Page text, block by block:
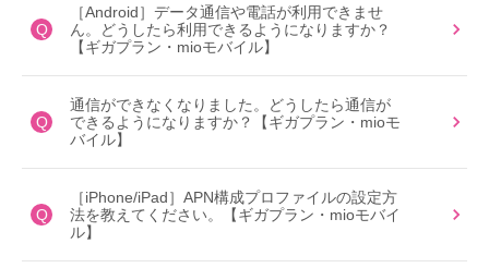
Q
［Android］データ通信や電話が利用できませ
ん。どうしたら利用できるようになりますか？
【ギガプラン・mioモバイル】
Q
通信ができなくなりました。どうしたら通信が
できるようになりますか？【ギガプラン・mioモ
バイル】
Q
［iPhone/iPad］APN構成プロファイルの設定方
法を教えてください。【ギガプラン・mioモバイ
ル】